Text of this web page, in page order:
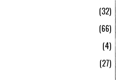
32
66
4
27